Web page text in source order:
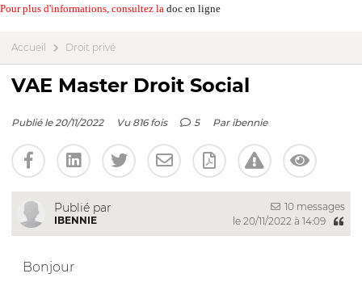
Pour plus d'informations, consultez la doc en ligne
Accueil Droit privé
VAE Master Droit Social
Publié le 20/11/2022 Vu 816 fois 5 Par ibennie
Publié par
IBENNIE
10 messages
le 20/11/2022 à 14:09
Bonjour